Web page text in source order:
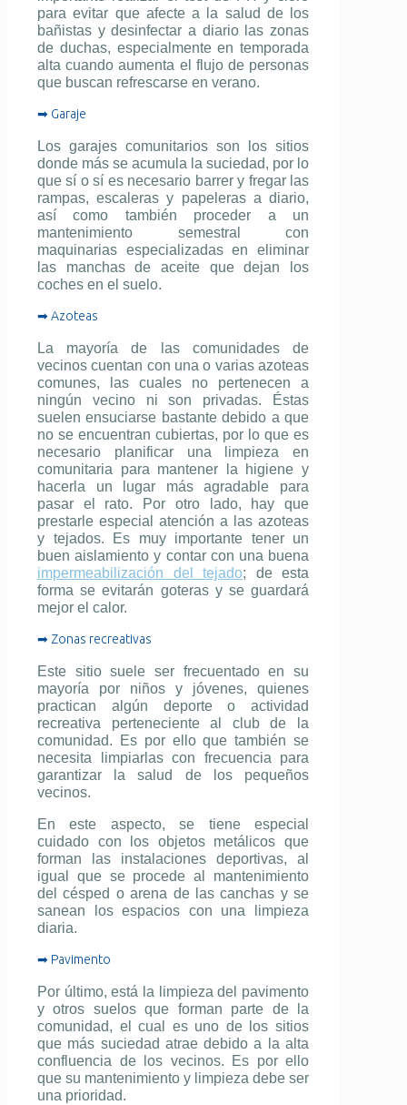
para evitar que afecte a la salud de los
bañistas y desinfectar a diario las zonas
de duchas, especialmente en temporada
alta cuando aumenta el flujo de personas
que buscan refrescarse en verano.
➡ Garaje
Los garajes comunitarios son los sitios
donde más se acumula la suciedad, por lo
que sí o sí es necesario barrer y fregar las
rampas, escaleras y papeleras a diario,
así como también proceder a un
mantenimiento semestral con
maquinarias especializadas en eliminar
las manchas de aceite que dejan los
coches en el suelo.
➡ Azoteas
La mayoría de las comunidades de
vecinos cuentan con una o varias azoteas
comunes, las cuales no pertenecen a
ningún vecino ni son privadas. Éstas
suelen ensuciarse bastante debido a que
no se encuentran cubiertas, por lo que es
necesario planificar una limpieza en
comunitaria para mantener la higiene y
hacerla un lugar más agradable para
pasar el rato. Por otro lado, hay que
prestarle especial atención a las azoteas
y tejados. Es muy importante tener un
buen aislamiento y contar con una buena
impermeabilización del tejado; de esta
forma se evitarán goteras y se guardará
mejor el calor.
➡ Zonas recreativas
Este sitio suele ser frecuentado en su
mayoría por niños y jóvenes, quienes
practican algún deporte o actividad
recreativa perteneciente al club de la
comunidad. Es por ello que también se
necesita limpiarlas con frecuencia para
garantizar la salud de los pequeños
vecinos.
En este aspecto, se tiene especial
cuidado con los objetos metálicos que
forman las instalaciones deportivas, al
igual que se procede al mantenimiento
del césped o arena de las canchas y se
sanean los espacios con una limpieza
diaria.
➡ Pavimento
Por último, está la limpieza del pavimento
y otros suelos que forman parte de la
comunidad, el cual es uno de los sitios
que más suciedad atrae debido a la alta
confluencia de los vecinos. Es por ello
que su mantenimiento y limpieza debe ser
una prioridad.